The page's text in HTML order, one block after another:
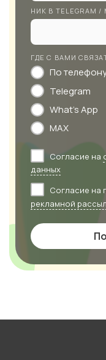
НИК В TELEGRAM /
ГДЕ С ВАМИ
По
Telegram
What's App
MAX
Согласие на
данных
Согласие на
рекламной